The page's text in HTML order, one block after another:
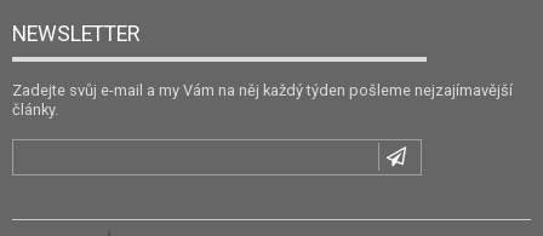
NEWSLETTER
Zadejte svůj e-mail a my Vám na něj každý týden pošleme nejzajímavější
články.